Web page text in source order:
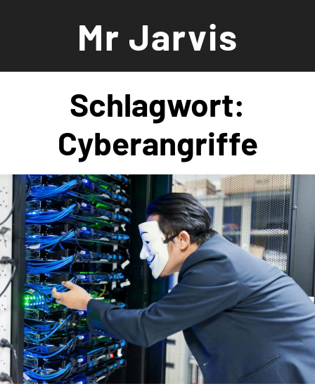
Mr Jarvis
Schlagwort:
Cyberangriffe